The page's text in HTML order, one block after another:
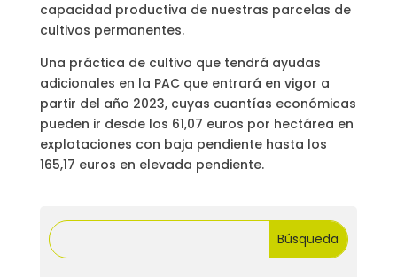
capacidad productiva de nuestras parcelas de
cultivos permanentes.
Una práctica de cultivo que tendrá ayudas
adicionales en la PAC que entrará en vigor a
partir del año 2023, cuyas cuantías económicas
pueden ir desde los 61,07 euros por hectárea en
explotaciones con baja pendiente hasta los
165,17 euros en elevada pendiente.